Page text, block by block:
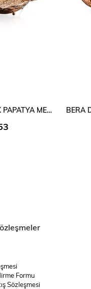
BERA DÖVME SUNUMLUK PAPATYA MERDİVEN 3 KATLI
Formu
Sözleşmesi